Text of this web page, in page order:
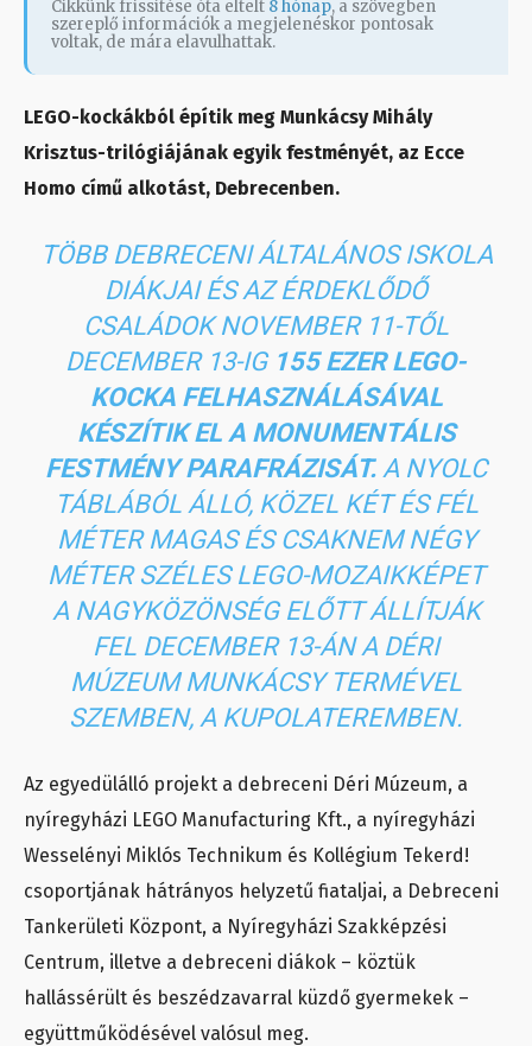
Cikkünk frissítése óta eltelt 8 hónap, a szövegben
szereplő információk a megjelenéskor pontosak
voltak, de mára elavulhattak.
LEGO-kockákból építik meg Munkácsy Mihály
Krisztus-trilógiájának egyik festményét, az Ecce
Homo című alkotást, Debrecenben.
TÖBB DEBRECENI ÁLTALÁNOS ISKOLA
DIÁKJAI ÉS AZ ÉRDEKLŐDŐ
CSALÁDOK NOVEMBER 11-TŐL
DECEMBER 13-IG155 EZER LEGO-
KOCKA FELHASZNÁLÁSÁVAL
KÉSZÍTIK EL A MONUMENTÁLIS
FESTMÉNY PARAFRÁZISÁT. A NYOLC
TÁBLÁBÓL ÁLLÓ, KÖZEL KÉT ÉS FÉL
MÉTER MAGAS ÉS CSAKNEM NÉGY
MÉTER SZÉLES LEGO-MOZAIKKÉPET
A NAGYKÖZÖNSÉG ELŐTT ÁLLÍTJÁK
FEL DECEMBER 13-ÁN A DÉRI
MÚZEUM MUNKÁCSY TERMÉVEL
SZEMBEN, A KUPOLATEREMBEN.
Az egyedülálló projekt a debreceni Déri Múzeum, a
nyíregyházi LEGO Manufacturing Kft., a nyíregyházi
Wesselényi Miklós Technikum és Kollégium Tekerd!
csoportjának hátrányos helyzetű fiataljai, a Debreceni
Tankerületi Központ, a Nyíregyházi Szakképzési
Centrum, illetve a debreceni diákok – köztük
hallássérült és beszédzavarral küzdő gyermekek –
együttműködésével valósul meg.